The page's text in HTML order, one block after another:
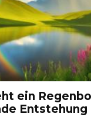
ein
Entstehung